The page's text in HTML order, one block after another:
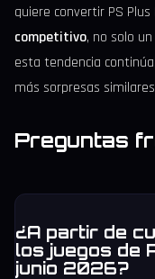
quiere convertir PS
competitivo, no solo
esta tendencia
más sorpresas
Preguntas
¿A partir de
los juegos de
junio 2026?